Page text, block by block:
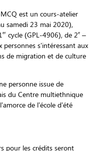
MCQ est un cours-atelier
samedi 23 mai 2020),
ercycle (GPL-4906), de 2e–
s’intéressant aux
de migration et de culture
personne issue de
du Centre multiethnique
de l’école d’été
pour les crédits seront